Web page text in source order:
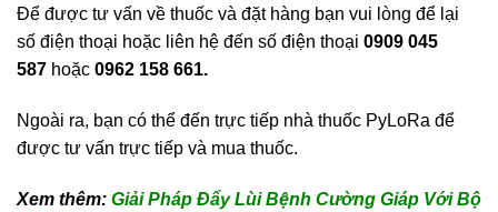
Để được tư vấn về thuốc và đặt hàng bạn vui lòng để lại
số điện thoại hoặc liên hệ đến số điện thoại 0909 045
587 hoặc 0962 158 661.
Ngoài ra, bạn có thể đến trực tiếp nhà thuốc PyLoRa để
được tư vấn trực tiếp và mua thuốc.
Xem thêm: Giải Pháp Đẩy Lùi Bệnh Cường Giáp Với Bộ